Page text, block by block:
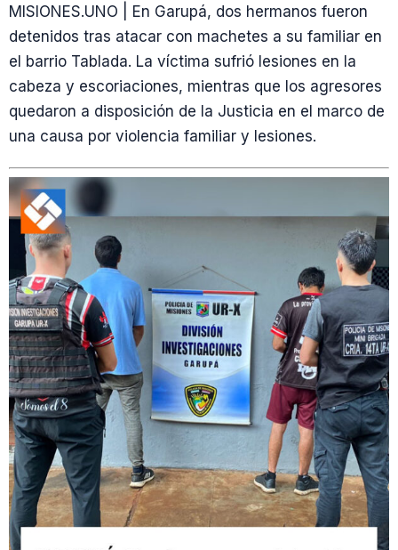
MISIONES.UNO | En Garupá, dos hermanos fueron
detenidos tras atacar con machetes a su familiar en
el barrio Tablada. La víctima sufrió lesiones en la
cabeza y escoriaciones, mientras que los agresores
quedaron a disposición de la Justicia en el marco de
una causa por violencia familiar y lesiones.